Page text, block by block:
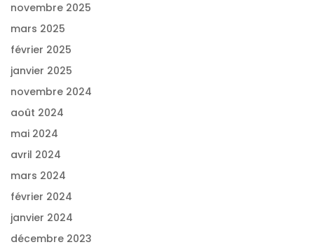
novembre 2025
mars 2025
février 2025
janvier 2025
novembre 2024
août 2024
mai 2024
avril 2024
mars 2024
février 2024
janvier 2024
décembre 2023